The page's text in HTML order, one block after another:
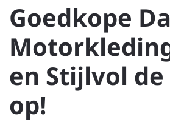
Goedkope
en Stijlvol de
op!